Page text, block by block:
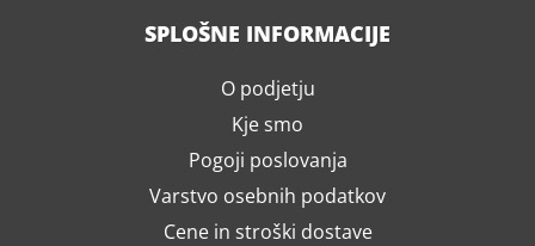
SPLOŠNE INFORMACIJE
O podjetju
Kje smo
Pogoji poslovanja
Varstvo osebnih podatkov
Cene in stroški dostave